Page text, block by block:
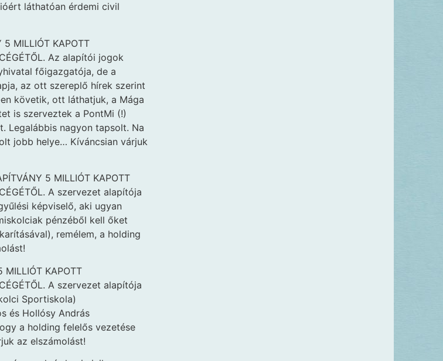
láthatóan érdemi civil
5 MILLIÓT KAPOTT
Az alapítói jogok
főigazgatója, de a
az ott szereplő hírek szerint
követik, ott láthatjuk, a Mága
is szerveztek a PontMi (!)
Legalábbis nagyon tapsolt. Na
jobb helye… Kíváncsian várjuk
5 MILLIÓT KAPOTT
A szervezet alapítója
képviselő, aki ugyan
pénzéből kell őket
remélem, a holding
MILLIÓT KAPOTT
A szervezet alapítója
Sportiskola)
és Hollósy András
a holding felelős vezetése
az elszámolást!